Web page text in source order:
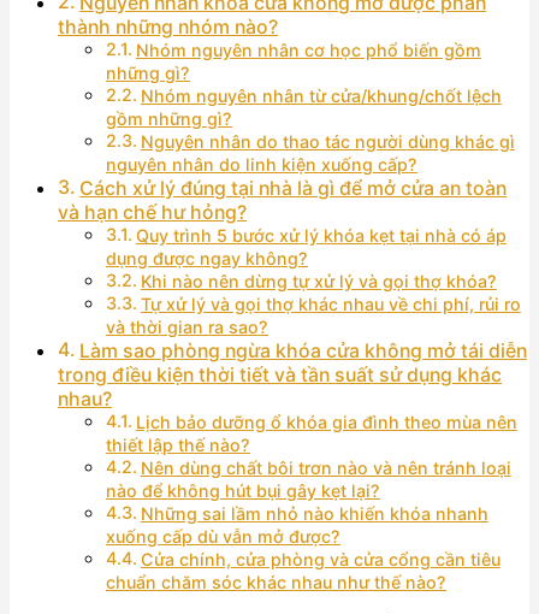
thành những nhóm nào?
Nhóm nguyên nhân cơ học phổ biến gồm
những gì?
Nhóm nguyên nhân từ cửa/khung/chốt lệch
gồm những gì?
Nguyên nhân do thao tác người dùng khác gì
nguyên nhân do linh kiện xuống cấp?
Cách xử lý đúng tại nhà là gì để mở cửa an toàn
và hạn chế hư hỏng?
Quy trình 5 bước xử lý khóa kẹt tại nhà có áp
dụng được ngay không?
Khi nào nên dừng tự xử lý và gọi thợ khóa?
Tự xử lý và gọi thợ khác nhau về chi phí, rủi ro
và thời gian ra sao?
Làm sao phòng ngừa khóa cửa không mở tái diễn
trong điều kiện thời tiết và tần suất sử dụng khác
nhau?
Lịch bảo dưỡng ổ khóa gia đình theo mùa nên
thiết lập thế nào?
Nên dùng chất bôi trơn nào và nên tránh loại
nào để không hút bụi gây kẹt lại?
Những sai lầm nhỏ nào khiến khóa nhanh
xuống cấp dù vẫn mở được?
Cửa chính, cửa phòng và cửa cổng cần tiêu
chuẩn chăm sóc khác nhau như thế nào?